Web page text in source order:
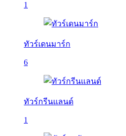
1
ทัวร์เดนมาร์ก
6
ทัวร์กรีนแลนด์
1